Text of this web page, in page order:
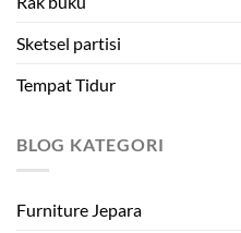
Sketsel partisi
Tempat Tidur
BLOG KATEGORI
Furniture Jepara